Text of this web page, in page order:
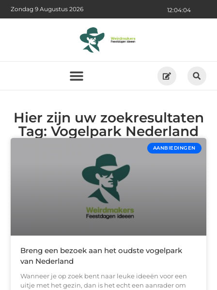
12:04:04
Zondag 9 Augustus 2026
Hier zijn uw zoekresultaten
Tag: Vogelpark Nederland
AANBIEDINGEN
Breng een bezoek aan het oudste vogelpark
van Nederland
Wanneer je op zoek bent naar leuke ideeën voor een
uitje met het gezin, dan is het echt een aanrader om